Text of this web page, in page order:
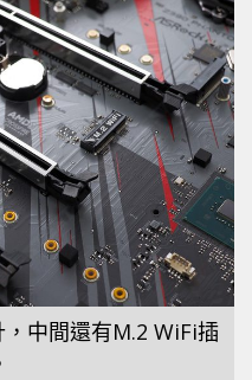
中間還有M.2 WiFi插